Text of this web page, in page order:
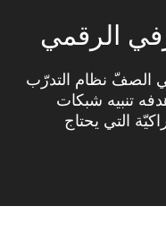
الرقمي
الصفّ نظام التدرّب
تنبيه شبكات
التي يحتاج